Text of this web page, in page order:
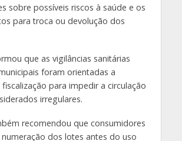
sobre possíveis riscos à saúde e os
para troca ou devolução dos
que as vigilâncias sanitárias
foram orientadas a
para impedir a circulação
irregulares.
recomendou que consumidores
dos lotes antes do uso